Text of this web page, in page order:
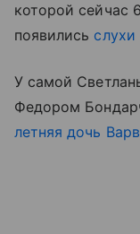
которой сейчас
появились
У самой
Федором
летняя дочь